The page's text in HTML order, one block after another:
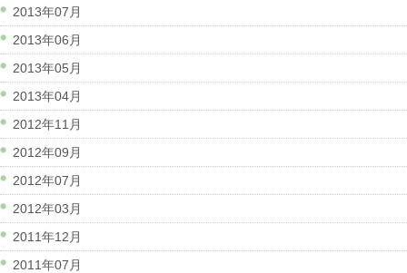
2013年07月
2013年06月
2013年05月
2013年04月
2012年11月
2012年09月
2012年07月
2012年03月
2011年12月
2011年07月